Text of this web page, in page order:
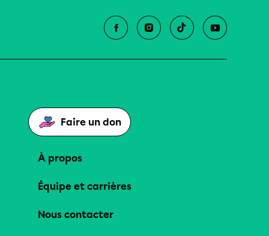
Faire un don
À propos
Équipe et carrières
Nous contacter